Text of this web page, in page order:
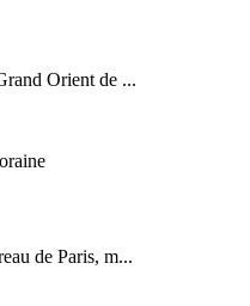
Orient de ...
de Paris, m...